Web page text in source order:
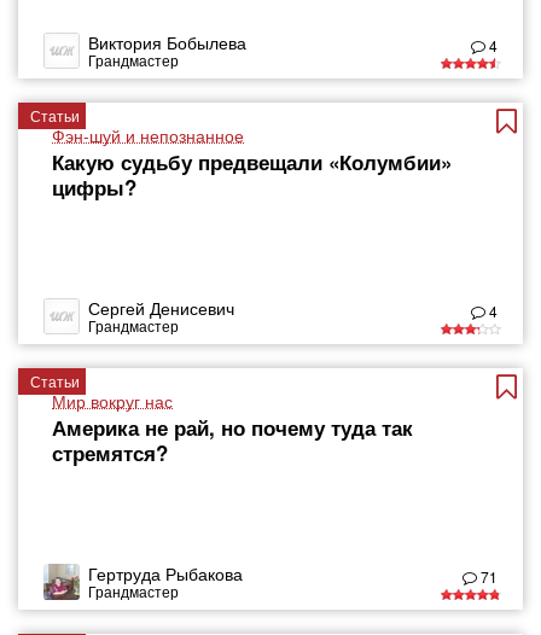
Виктория Бобылева
Грандмастер
4
Статьи
Фэн-шуй и непознанное
Какую судьбу предвещали «Колумбии»
цифры?
Сергей Денисевич
Грандмастер
4
Статьи
Мир вокруг нас
Америка не рай, но почему туда так
стремятся?
Гертруда Рыбакова
Грандмастер
71